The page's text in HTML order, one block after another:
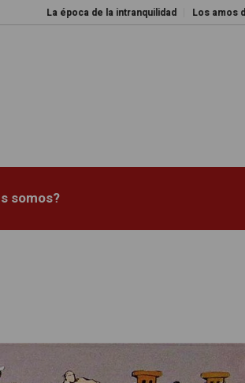
La época de la intranquilidad Los amos del mundo
somos?